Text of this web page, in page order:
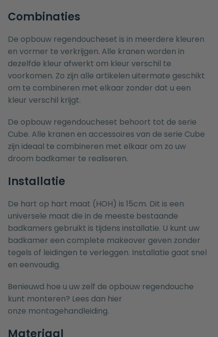
Combinaties
De opbouw regendoucheset is in meerdere kleuren
en vormer te verkrijgen. Alle kranen worden in
dezelfde kleur afwerkt om kleur verschil te
voorkomen. Zo zijn alle artikelen uitermate geschikt
om te combineren met elkaar zonder dat u een
kleur verschil krijgt.
De opbouw regendoucheset behoort tot de serie
Cube. Alle kranen en accessoires van de serie Cube
zijn ideaal te combineren met elkaar om zo uw
droom badkamer te realiseren.
Installatie
De hart op hart maat (HOH) is 15cm. Dit is een
universele maat die in de meeste bestaande
badkamers gebruikt is tijdens installatie. U kunt uw
badkamer een complete makeover geven zonder
tegels of leidingen te verleggen. Installatie gaat snel
en eenvoudig.
Benieuwd hoe u uw zelf de opbouw regendouche
kunt monteren? Lees dan hier
onze montagehandleiding.
Materiaal